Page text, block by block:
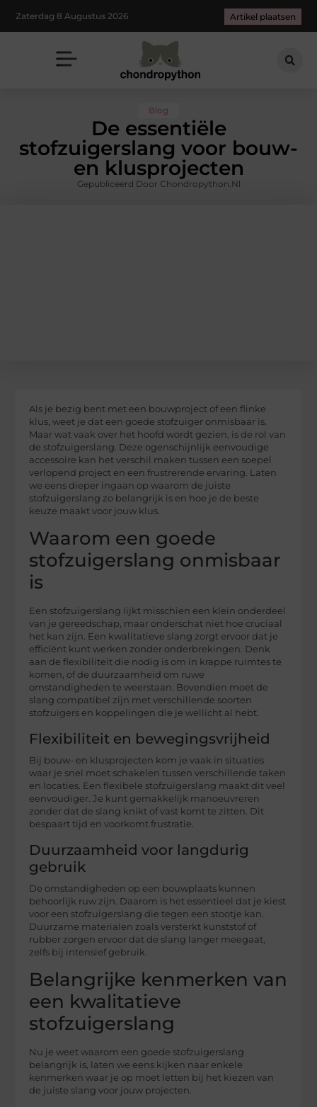
Zaterdag 8 Augustus 2026 Artikel plaatsen
Blog
De essentiële
stofzuigerslang voor bouw-
en klusprojecten
Gepubliceerd Door Chondropython.nl
Als je bezig bent met een bouwproject of een flinke
klus, weet je dat een goede stofzuiger onmisbaar is.
Maar wat vaak over het hoofd wordt gezien, is de rol van
de stofzuigerslang. Deze ogenschijnlijk eenvoudige
accessoire kan het verschil maken tussen een soepel
verlopend project en een frustrerende ervaring. Laten
we eens dieper ingaan op waarom de juiste
stofzuigerslang zo belangrijk is en hoe je de beste
keuze maakt voor jouw klus.
Waarom een goede
stofzuigerslang onmisbaar
is
Een stofzuigerslang lijkt misschien een klein onderdeel
van je gereedschap, maar onderschat niet hoe cruciaal
het kan zijn. Een kwalitatieve slang zorgt ervoor dat je
efficiënt kunt werken zonder onderbrekingen. Denk
aan de flexibiliteit die nodig is om in krappe ruimtes te
komen, of de duurzaamheid om ruwe
omstandigheden te weerstaan. Bovendien moet de
slang compatibel zijn met verschillende soorten
stofzuigers en koppelingen die je wellicht al hebt.
Flexibiliteit en bewegingsvrijheid
Bij bouw- en klusprojecten kom je vaak in situaties
waar je snel moet schakelen tussen verschillende taken
en locaties. Een flexibele stofzuigerslang maakt dit veel
eenvoudiger. Je kunt gemakkelijk manoeuvreren
zonder dat de slang knikt of vast komt te zitten. Dit
bespaart tijd en voorkomt frustratie.
Duurzaamheid voor langdurig
gebruik
De omstandigheden op een bouwplaats kunnen
behoorlijk ruw zijn. Daarom is het essentieel dat je kiest
voor een stofzuigerslang die tegen een stootje kan.
Duurzame materialen zoals versterkt kunststof of
rubber zorgen ervoor dat de slang langer meegaat,
zelfs bij intensief gebruik.
Belangrijke kenmerken van
een kwalitatieve
stofzuigerslang
Nu je weet waarom een goede stofzuigerslang
belangrijk is, laten we eens kijken naar enkele
kenmerken waar je op moet letten bij het kiezen van
de juiste slang voor jouw projecten.